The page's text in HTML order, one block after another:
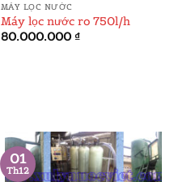
MÁY LỌC NƯỚC
Máy lọc nước ro 750l/h
80.000.000 ₫
01
Th12